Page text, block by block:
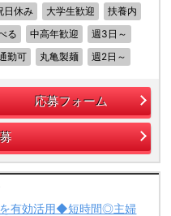
日休み 大学生歓迎
扶養内
る 中高年歓迎
週3日～
勤可 丸亀製麺 週2日～
応募フォーム
を有効活用◆短時間◎主婦